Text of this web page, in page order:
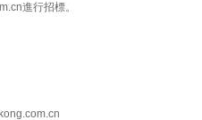
進行招標。